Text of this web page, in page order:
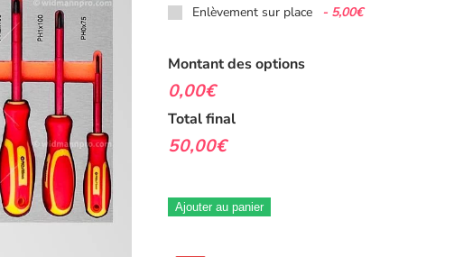
Enlèvement sur place
- 5,00€
Montant des options
0,00€
Total final
50,00€
Ajouter au panier